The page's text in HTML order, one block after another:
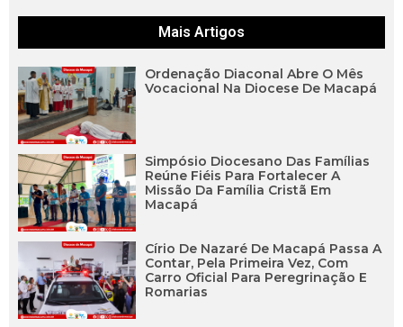
Mais Artigos
Ordenação Diaconal Abre O Mês
Vocacional Na Diocese De Macapá
Simpósio Diocesano Das Famílias
Reúne Fiéis Para Fortalecer A
Missão Da Família Cristã Em
Macapá
Círio De Nazaré De Macapá Passa A
Contar, Pela Primeira Vez, Com
Carro Oficial Para Peregrinação E
Romarias